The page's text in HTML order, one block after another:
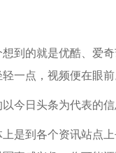
到的就是优酷、爱
一点，视频便在眼前
今日头条为代表的信
是到各个资讯站点